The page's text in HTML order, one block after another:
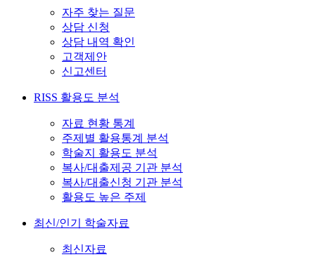
자주 찾는 질문
상담 신청
상담 내역 확인
고객제안
신고센터
RISS 활용도 분석
자료 현황 통계
주제별 활용통계 분석
학술지 활용도 분석
복사/대출제공 기관 분석
복사/대출신청 기관 분석
활용도 높은 주제
최신/인기 학술자료
최신자료